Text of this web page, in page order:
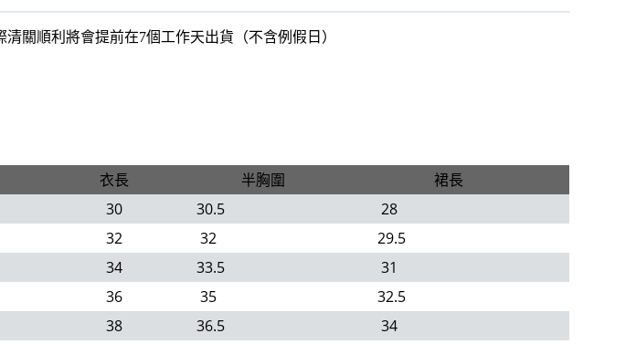
關順利將會提前在7個工作天出貨（不含例假日）
衣長 半胸圍
裙長
30 30.5
28
32 32
29.5
34 33.5
31
36 35
32.5
38 36.5
34